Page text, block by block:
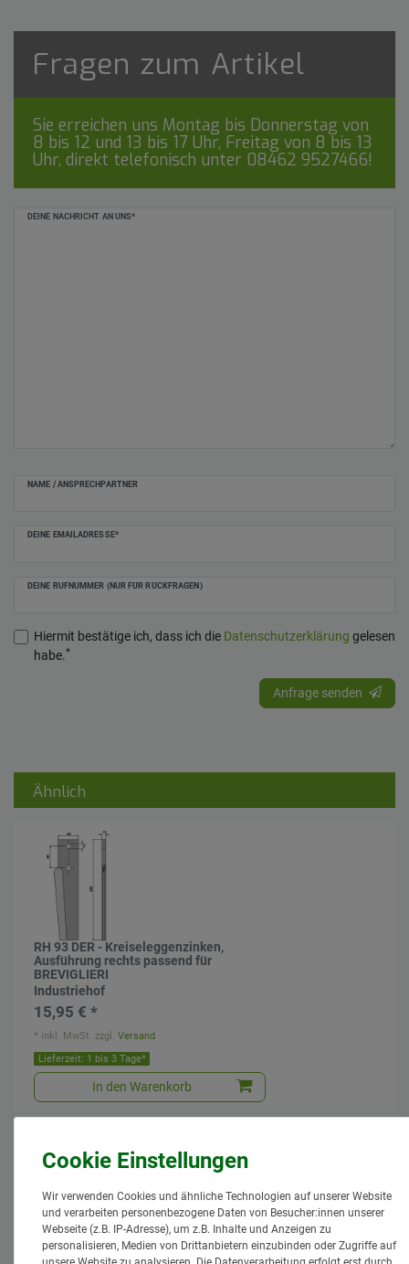
Fragen zum Artikel
Sie erreichen uns Montag bis Donnerstag von
8 bis 12 und 13 bis 17 Uhr, Freitag von 8 bis 13
Uhr, direkt telefonisch unter 08462 9527466!
DEINE NACHRICHT AN UNS*
NAME / ANSPRECHPARTNER
DEINE EMAILADRESSE*
DEINE RUFNUMMER (NUR FÜR RÜCKFRAGEN)
Hiermit bestätige ich, dass ich die Daten­schutz­erklärung gelesen
habe.*
Ceres::Template.mailFormHoneypotLabel
Anfrage senden
Ähnlich
RH 93 DER - Kreiseleggenzinken,
Ausführung rechts passend für
BREVIGLIERI
Industriehof
15,95 € *
Lieferzeit: 1 bis 3 Tage*
In den Warenkorb
* inkl. MwSt. zzgl.Versand
Schraube mit Sicherungsmutter -
Wir verwenden Cookies und ähnliche Technologien auf unserer Website
und verarbeiten personenbezogene Daten von Besucher:innen unserer
Webseite (z.B. IP-Adresse), um z.B. Inhalte und Anzeigen zu
personalisieren, Medien von Drittanbietern einzubinden oder Zugriffe auf